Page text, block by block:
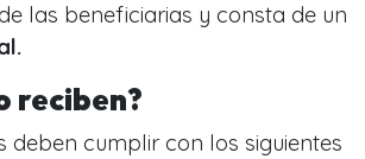
las beneficiarias y consta de un
reciben?
deben cumplir con los siguientes